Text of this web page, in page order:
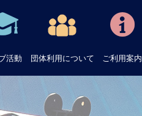
活動 団体利用について ご利用案内